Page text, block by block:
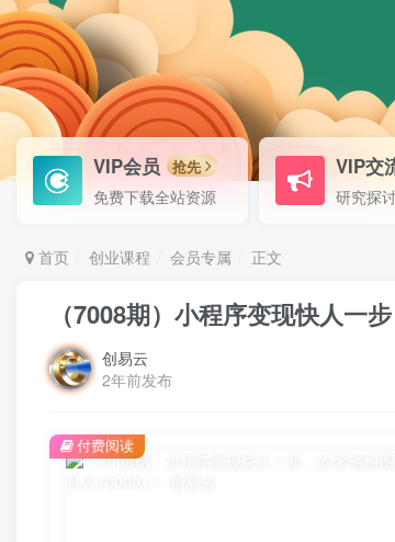
VIP会员 抢先
免费下载全站资源
VIP交
首页 创业课程 会员专属 正文
（7008期）小程序变现快人一
创易云
2年前发布
付费阅读